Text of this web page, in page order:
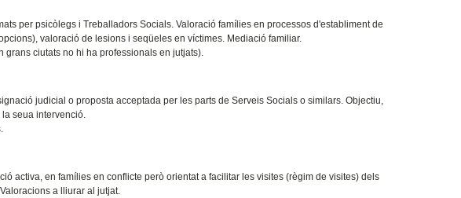
per psicòlegs i Treballadors Socials. Valoració famílies en processos d'establiment de
valoració de lesions i seqüeles en víctimes. Mediació familiar.
grans ciutats no hi ha professionals en jutjats).
judicial o proposta acceptada per les parts de Serveis Socials o similars. Objectiu,
seua intervenció.
activa, en famílies en conflicte però orientat a facilitar les visites (règim de visites) dels
a lliurar al jutjat.